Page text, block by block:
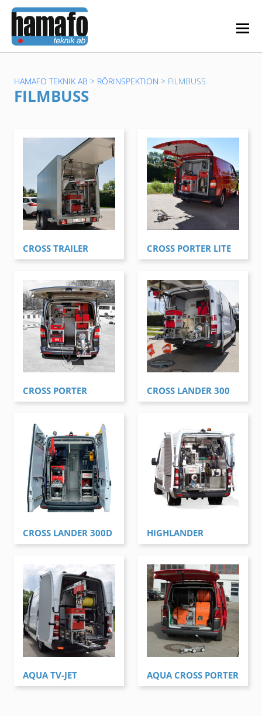
HAMAFO TEKNIK AB > RÖRINSPEKTION > FILMBUSS
FILMBUSS
CROSS TRAILER CROSS PORTER LITE
CROSS PORTER CROSS LANDER 300
CROSS LANDER 300D HIGHLANDER
AQUA TV-JET AQUA CROSS PORTER